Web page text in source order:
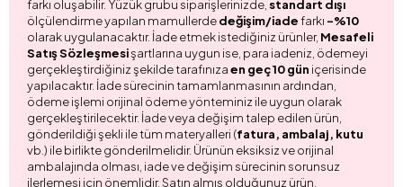
farkı oluşabilir. Yüzük grubu siparişlerinizde, standart dışı
ölçülendirme yapılan mamullerdedeğişim/iadefarkı -%10
olarak uygulanacaktır. İade etmek istediğiniz ürünler, Mesafeli
Satış Sözleşmesişartlarına uygun ise, para iadeniz, ödemeyi
gerçekleştirdiğiniz şekilde tarafınızaen geç 10 gün içerisinde
yapılacaktır. İade sürecinin tamamlanmasının ardından,
ödeme işlemi orijinal ödeme yönteminiz ile uygun olarak
gerçekleştirilecektir. İade veya değişim talep edilen ürün,
gönderildiği şekli ile tüm materyalleri (fatura, ambalaj, kutu
vb.) ile birlikte gönderilmelidir. Ürünün eksiksiz ve orijinal
ambalajında olması, iade ve değişim sürecinin sorunsuz
ilerlemesi için önemlidir. Satın almış olduğunuz ürün,